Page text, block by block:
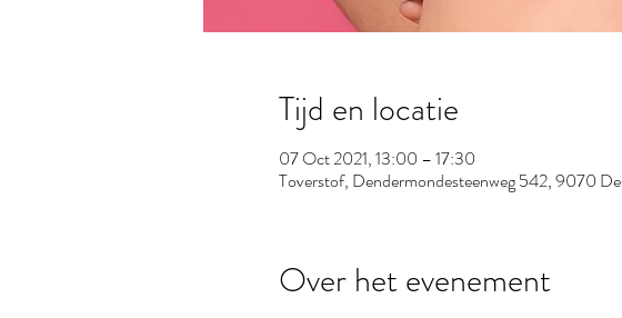
Tijd en locatie
07 Oct 2021, 13:00 – 17:30
Toverstof, Dendermondesteenweg 542, 9070
Over het evenement